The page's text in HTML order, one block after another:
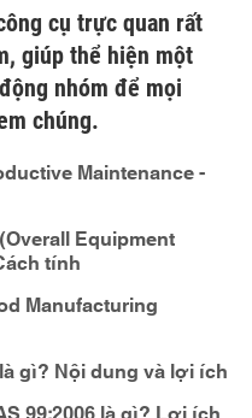
cụ trực quan rất
giúp thể hiện một
nhóm để mọi
chúng.
Maintenance -
Equipment
tính
Manufacturing
gì? Nội dung và lợi ích
99:2006 là gì? Lợi ích